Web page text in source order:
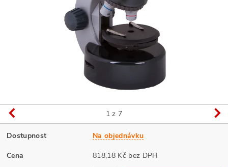
1 z 7
Dostupnost Na objednávku
Cena 818,18 Kč bez DPH